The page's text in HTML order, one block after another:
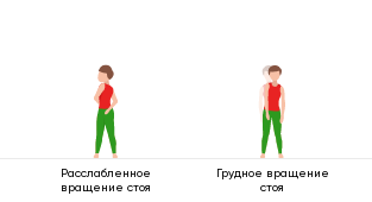
Расслабленное
вращение стоя
Грудное вращение
стоя